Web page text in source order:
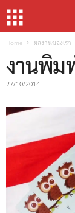
Home ผลงานของเรา
งานพิม
27/10/2014